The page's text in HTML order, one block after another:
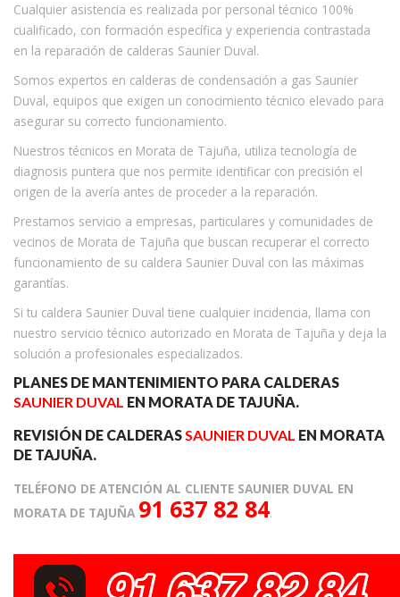
Cualquier asistencia es realizada por personal técnico 100%
cualificado, con formación específica y experiencia contrastada
en la reparación de calderas Saunier Duval.
Somos expertos en calderas de condensación a gas Saunier
Duval, equipos que exigen un conocimiento técnico elevado para
asegurar su correcto funcionamiento.
Nuestros técnicos en Morata de Tajuña, utiliza tecnología de
diagnosis puntera que nos permite identificar con precisión el
origen de la avería antes de proceder a la reparación.
Prestamos servicio a empresas, particulares y comunidades de
vecinos de Morata de Tajuña que buscan recuperar el correcto
funcionamiento de su caldera Saunier Duval con las máximas
garantías.
Si tu caldera Saunier Duval tiene cualquier incidencia, llama con
nuestro servicio técnico autorizado en Morata de Tajuña y deja la
solución a profesionales especializados.
PLANES DE MANTENIMIENTO PARA CALDERAS
SAUNIER DUVAL EN MORATA DE TAJUÑA.
REVISIÓN DE CALDERASSAUNIER DUVAL EN MORATA
DE TAJUÑA.
TELÉFONO DE ATENCIÓN AL CLIENTE SAUNIER DUVAL EN
MORATA DE TAJUÑA 91 637 82 84.